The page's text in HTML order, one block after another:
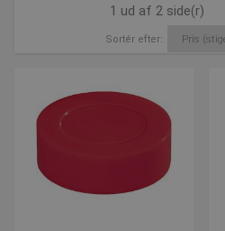
1 ud af 2 side(r)
Sortér efter: